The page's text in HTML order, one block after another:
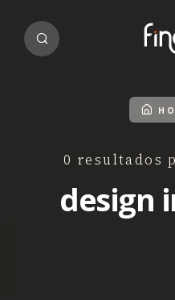
0 resultados
design